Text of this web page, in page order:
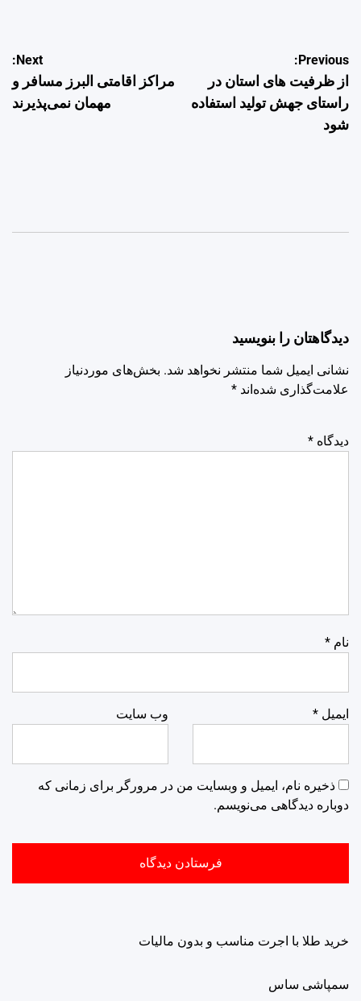
راهبری
نوشته
Previous:
از ظرفیت های استان در
راستای جهش تولید استفاده
شود
Next:
مراکز اقامتی البرز مسافر و
مهمان نمی‌پذیرند
دیدگاهتان را بنویسید
نشانی ایمیل شما منتشر نخواهد شد. بخش‌های موردنیاز
علامت‌گذاری شده‌اند *
دیدگاه *
نام *
ایمیل * وب‌ سایت
ذخیره نام، ایمیل و وبسایت من در مرورگر برای زمانی که
دوباره دیدگاهی می‌نویسم.
خرید طلا با اجرت مناسب و بدون مالیات
سمپاشی ساس